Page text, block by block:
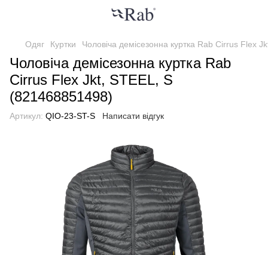
Одяг Куртки Чоловіча демісезонна куртка Rab Cirrus Flex
Чоловіча демісезонна куртка Rab
Cirrus Flex Jkt, STEEL, S
(821468851498)
Артикул: QIO-23-ST-S Написати відгук